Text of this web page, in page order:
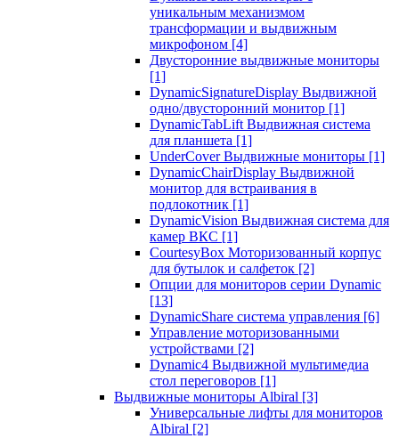
уникальным механизмом
трансформации и выдвижным
микрофоном [4]
Двусторонние выдвижные мониторы
[1]
DynamicSignatureDisplay Выдвижной
одно/двусторонний монитор [1]
DynamicTabLift Выдвижная система
для планшета [1]
UnderCover Выдвижные мониторы [1]
DynamicChairDisplay Выдвижной
монитор для встраивания в
подлокотник [1]
DynamicVision Выдвижная система для
камер ВКС [1]
CourtesyBox Моторизованный корпус
для бутылок и салфеток [2]
Опции для мониторов серии Dynamic
[13]
DynamicShare система управления [6]
Управление моторизованными
устройствами [2]
Dynamic4 Выдвижной мультимедиа
стол переговоров [1]
Выдвижные мониторы Albiral [3]
Универсальные лифты для мониторов
Albiral [2]